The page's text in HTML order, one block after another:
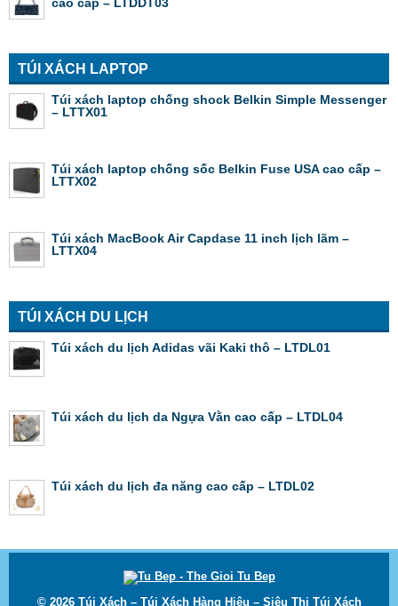
cao cấp – LTDDT03
TÚI XÁCH LAPTOP
Túi xách laptop chống shock Belkin Simple Messenger
– LTTX01
Túi xách laptop chống sốc Belkin Fuse USA cao cấp –
LTTX02
Túi xách MacBook Air Capdase 11 inch lịch lãm –
LTTX04
TÚI XÁCH DU LỊCH
Túi xách du lịch Adidas vãi Kaki thô – LTDL01
Túi xách du lịch da Ngựa Vằn cao cấp – LTDL04
Túi xách du lịch đa năng cao cấp – LTDL02
© 2026 Túi Xách – Túi Xách Hàng Hiệu – Siêu Thị Túi Xách